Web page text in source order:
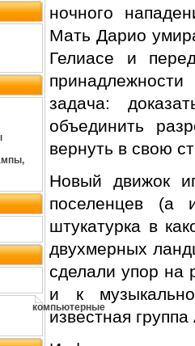
компьютерные
ночного
Мать Дарио
Гелиасе и
задача:
объединить
вернуть в свою
Новый движок
поселенцев (а
штукатурка в
двухмерных
сделали упор на
и к
известная